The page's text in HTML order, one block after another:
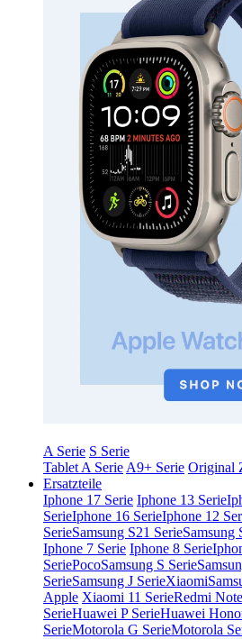
A Serie S Serie
Tablet A Serie A9+ Serie Original
Ersatzteile
Iphone 17 Serie Iphone 13 Serie
SerieIphone 16 SerieIphone 12
SerieSamsung S21 SerieSamsung
Iphone 7 Serie Iphone 8 Serie
SeriePocoSamsung S Serie
SerieSamsung J SerieXiaomi
Apple Xiaomi 11 SerieRedmi
SerieHuawei P SerieHuawei
SerieMotorola G SerieMotorola